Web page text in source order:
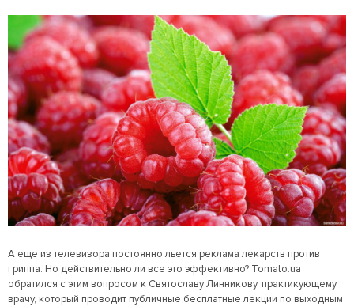
А еще из телевизора постоянно льется реклама лекарств против
гриппа. Но действительно ли все это эффективно? Tomato.ua
обратился с этим вопросом к Святославу Линникову, практикующему
врачу, который проводит публичные бесплатные лекции по выходным